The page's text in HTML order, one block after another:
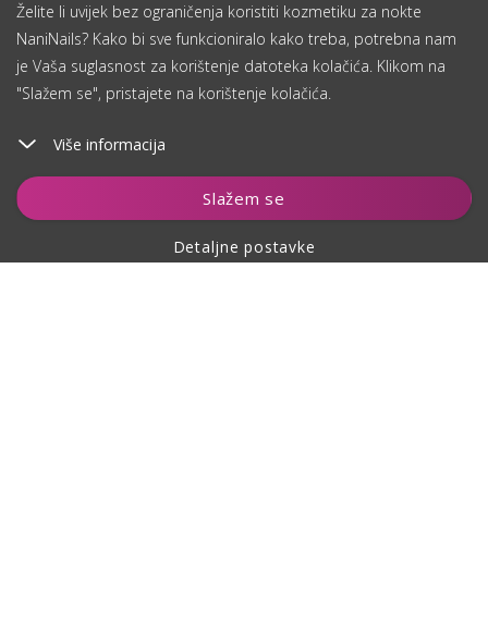
Želite li uvijek bez ograničenja koristiti kozmetiku za nokte
NaniNails? Kako bi sve funkcioniralo kako treba, potrebna nam
je Vaša suglasnost za korištenje datoteka kolačića. Klikom na
"Slažem se", pristajete na korištenje kolačića.
Više informacija
Slažem se
Detaljne postavke
Dodaj u košaricu